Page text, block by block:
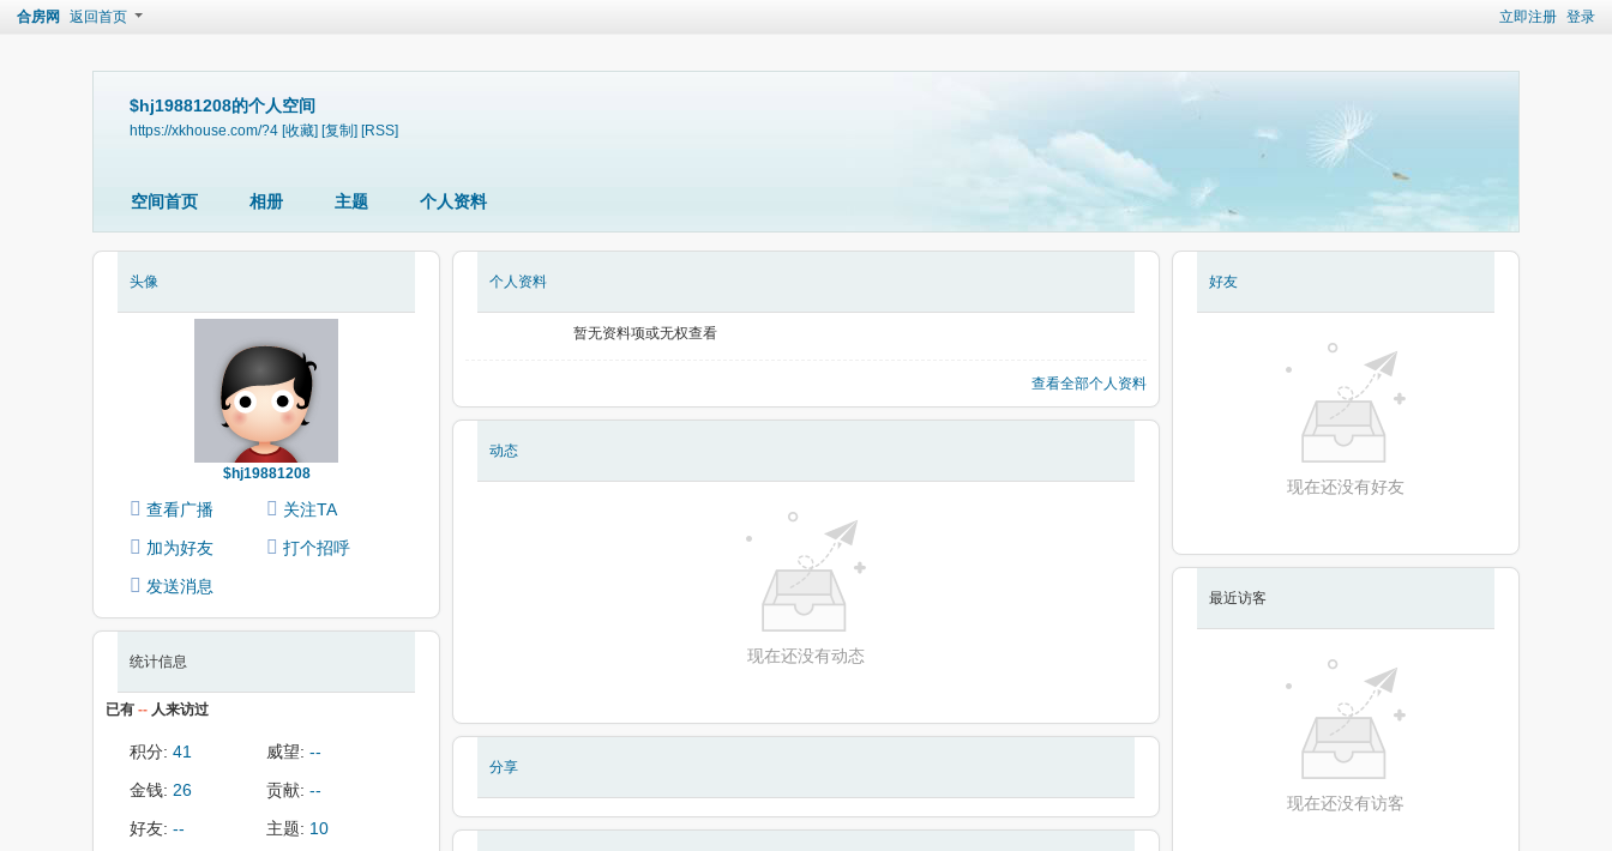
立即注册 登录
合房网 返回首页
$hj19881208的个人空间
https://xkhouse.com/?4 [收藏] [复制] [RSS]
空间首页 相册 主题 个人资料
头像
$hj19881208
查看广播
关注TA
加为好友
打个招呼
发送消息
统计信息
已有 -- 人来访过
积分: 41 威望: --
金钱: 26 贡献: --
好友: -- 主题: 10
个人资料
暂无资料项或无权查看
查看全部个人资料
动态
现在还没有动态
分享
好友
现在还没有好友
最近访客
现在还没有访客